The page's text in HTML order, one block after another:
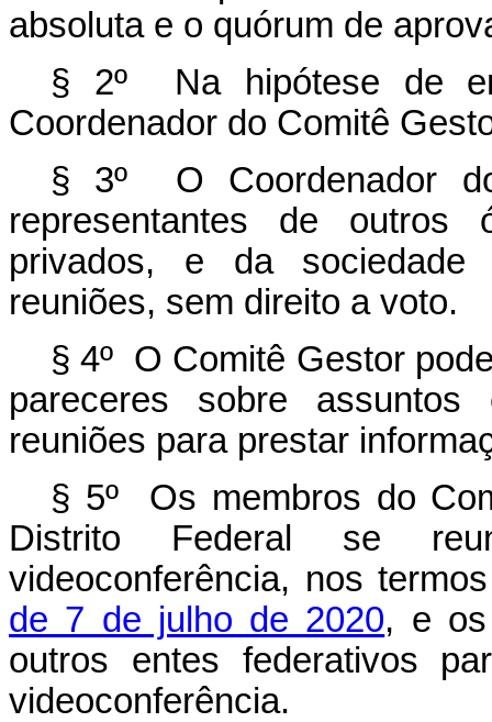
absoluta e o quórum de
§ 2º Na hipótese de
Coordenador do Comitê
§ 3º O Coordenador
representantes de outros
privados, e da
reuniões, sem direito a voto.
§ 4º O Comitê Gestor
pareceres sobre
reuniões para prestar
§ 5º Os membros do
Distrito Federal se
videoconferência, nos
de 7 de julho de 2020, e os
outros entes federativos
videoconferência.